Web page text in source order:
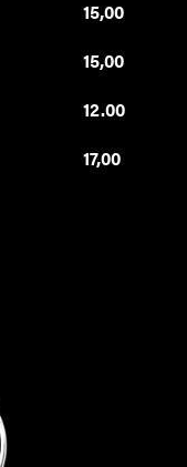
15,00
15,00
12.00
17,00